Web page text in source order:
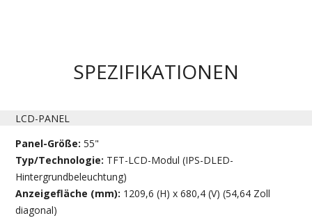
SPEZIFIKATIONEN
LCD-PANEL
Panel-Größe:55"
Typ/Technologie: TFT-LCD-Modul (IPS-DLED-
Hintergrundbeleuchtung)
Anzeigefläche (mm): 1209,6 (H) x 680,4 (V) (54,64 Zoll
diagonal)